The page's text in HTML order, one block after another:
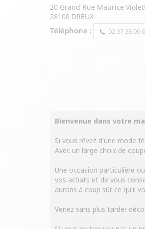
VESTES
20 Grand Rue Maurice
28100 DREUX
Téléphone : 02 37 38 09
Bienvenue dans votre
Si vous rêvez d'une mode
Avec un large choix de
Une occasion particulière
vos achats et de vous
aurons à coup sûr ce qu'il
Venez sans plus tarder